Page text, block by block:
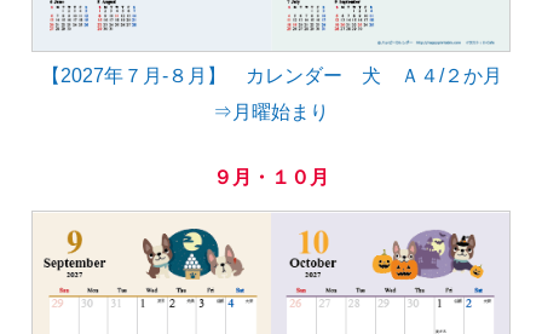
【2027年７月-８月】 カレンダー 犬 Ａ４/２か月
⇒月曜始まり
９月・１０月